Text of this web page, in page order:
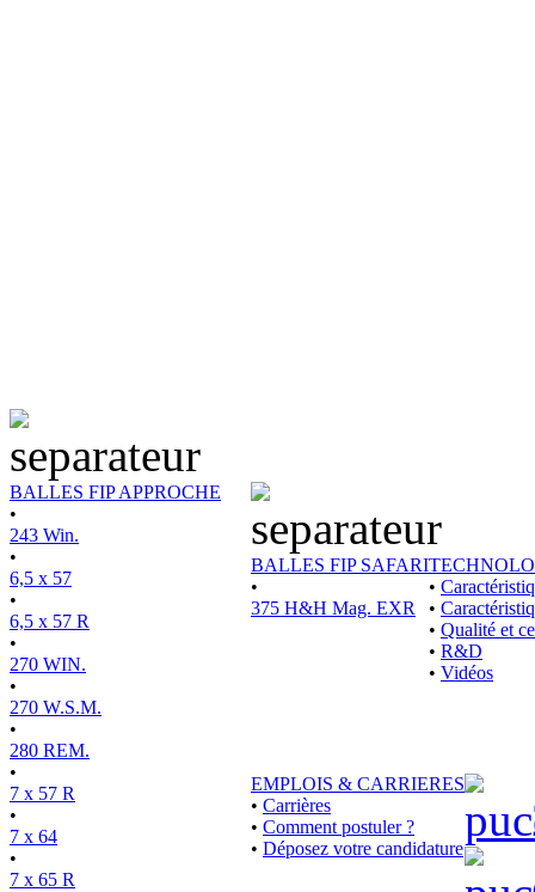
BALLES FIP APPROCHE
•
243 Win.
•
6,5 x 57
•
6,5 x 57 R
•
270 WIN.
•
270 W.S.M.
•
280 REM.
•
7 x 57 R
•
7 x 64
•
7 x 65 R
BALLES FIP SAFARI
•
375 H&H Mag. EXR
•
•
• Qualité et
• R&D
• Vidéos
EMPLOIS & CARRIERES
• Carrières
• Comment postuler ?
• Déposez votre candidature